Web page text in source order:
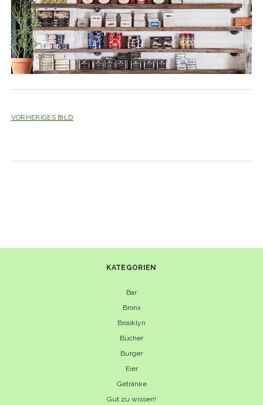
VORHERIGES BILD
KATEGORIEN
Bar
Bronx
Brooklyn
Bücher
Burger
Eier
Getränke
Gut zu wissen!